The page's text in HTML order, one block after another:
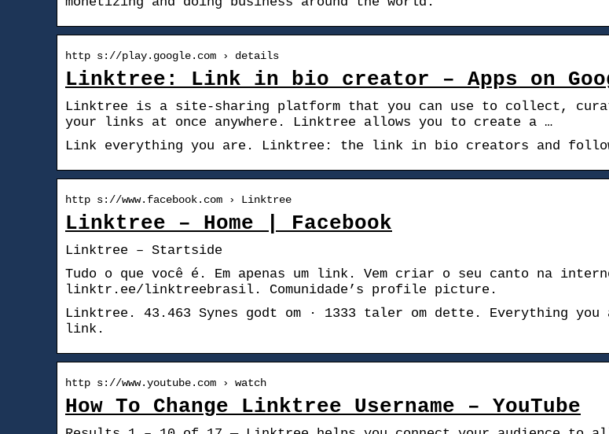
http s://play.google.com › details
Linktree: Link in bio creator – Apps on
Linktree is a site-sharing platform that you can use to collect,
your links at once anywhere. Linktree allows you to create a …
Link everything you are. Linktree: the link in bio creators and
http s://www.facebook.com › Linktree
Linktree – Home | Facebook
Linktree – Startside
Tudo o que você é. Em apenas um link. Vem criar o seu canto na
linktr.ee/linktreebrasil. Comunidade’s profile picture.
Linktree. 43.463 Synes godt om · 1333 taler om dette. Everything
link.
http s://www.youtube.com › watch
How To Change Linktree Username – YouTube